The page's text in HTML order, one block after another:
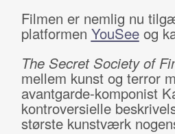
Filmen er nemlig nu
platformen YouSeeog
The Secret Society of
mellem kunst og terror
avantgarde-komponist
kontroversielle
største kunstværk